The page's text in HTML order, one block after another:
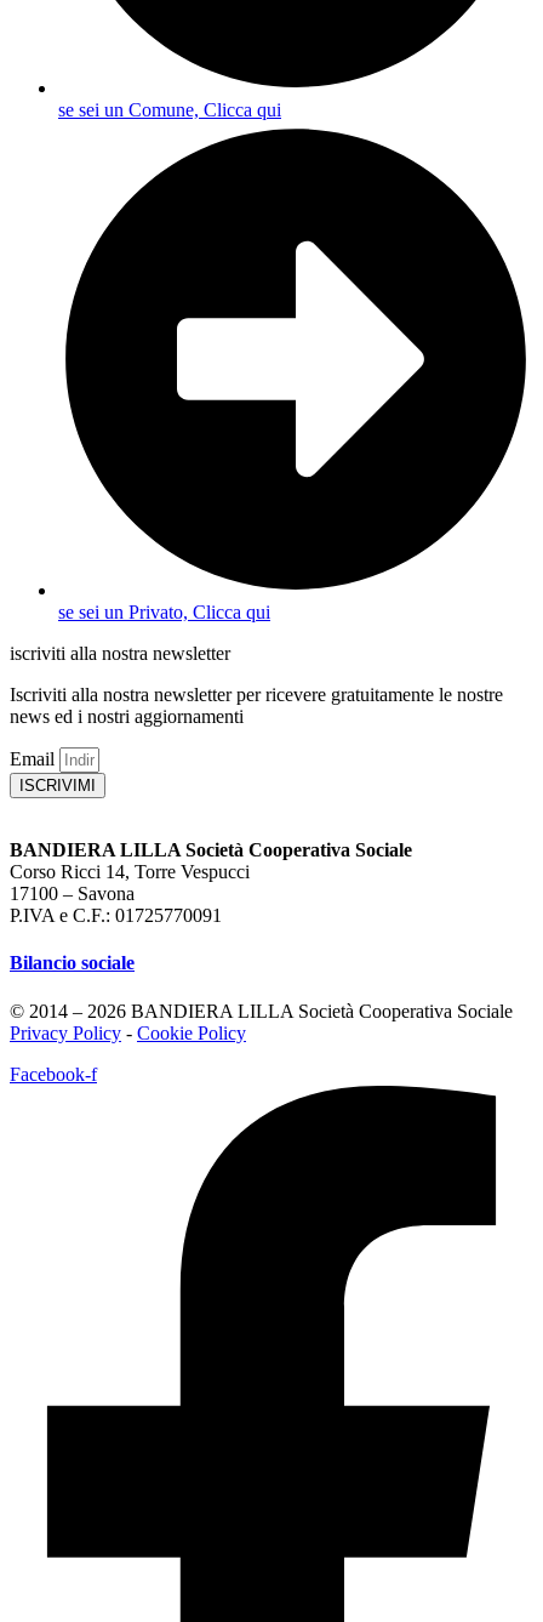
se sei un Comune, Clicca qui
se sei un Privato, Clicca qui
iscriviti alla nostra newsletter
Iscriviti alla nostra newsletter per ricevere gratuitamente le nostre
news ed i nostri aggiornamenti
Email
ISCRIVIMI
BANDIERA LILLA Società Cooperativa Sociale
Corso Ricci 14, Torre Vespucci
17100 – Savona
P.IVA e C.F.: 01725770091
Bilancio sociale
© 2014 – 2026 BANDIERA LILLA Società Cooperativa Sociale
Privacy Policy - Cookie Policy
Facebook-f